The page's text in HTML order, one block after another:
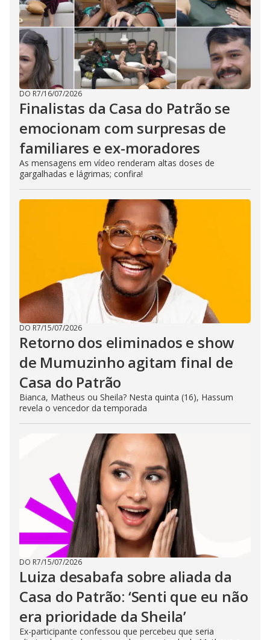
DO R7/16/07/2026
Finalistas da Casa do Patrão se
emocionam com surpresas de
familiares e ex-moradores
As mensagens em vídeo renderam altas doses de
gargalhadas e lágrimas; confira!
DO R7/15/07/2026
Retorno dos eliminados e show
de Mumuzinho agitam final de
Casa do Patrão
Bianca, Matheus ou Sheila? Nesta quinta (16), Hassum
revela o vencedor da temporada
DO R7/15/07/2026
Luiza desabafa sobre aliada da
Casa do Patrão: ‘Senti que eu não
era prioridade da Sheila’
Ex-participante confessou que percebeu que seria